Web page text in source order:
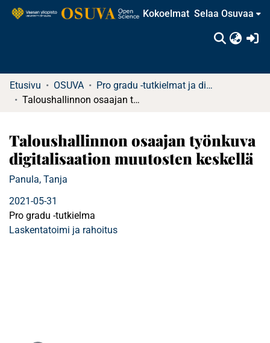
Kokoelmat Selaa Osuvaa
Etusivu OSUVA
Pro gradu -tutkielmat ja diplomityöt
Taloushallinnon osaajan työnkuva digitalisaation muutosten keskellä
Taloushallinnon osaajan työnkuva
digitalisaation muutosten keskellä
Panula, Tanja
2021-05-31
Pro gradu -tutkielma
Laskentatoimi ja rahoitus